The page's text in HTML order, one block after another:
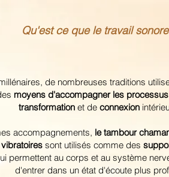
Qu'est ce que le travail
de nombreuses traditions
moyens d'accompagner les
transformationet deconnexion
accompagnements, le tambour
sont utilisés comme des
permettent au corps et au système
d'entrer dans un état d'écoute plus